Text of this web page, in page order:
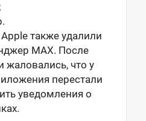
также удалили
MAX. После
жаловались, что у
перестали
уведомления о